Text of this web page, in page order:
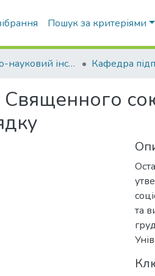
Пошук за критеріями
Навчально-науковий інститут економіки, управління, права та інформаційних технологій
Священного
та